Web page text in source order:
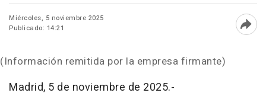
Miércoles, 5 noviembre 2025
Publicado: 14:21
(Información remitida por la empresa firmante)
Madrid, 5 de noviembre de 2025.-